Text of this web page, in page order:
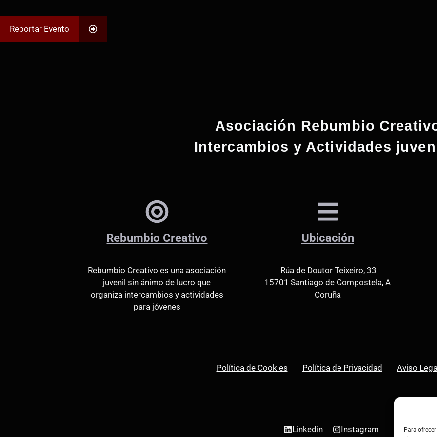
Para
Reportar Evento
Asociación Rebumbio
Intercambios y Actividades
Rebumbio Creativo
Rebumbio Creativo es una asociación
juvenil sin ánimo de lucro que
organiza intercambios y actividades
para jóvenes
Ubicación
Rúa de Doutor Teixeiro, 33
15701 Santiago de Compostela, A
Coruña
Política de Cookies Política de Privacidad Aviso Legal
Linkedin Instagram